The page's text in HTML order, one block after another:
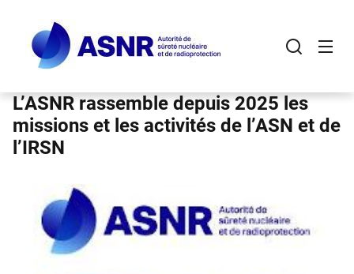
contenu
principal
L’ASNR rassemble depuis 2025 les
missions et les activités de l’ASN et de
l’IRSN